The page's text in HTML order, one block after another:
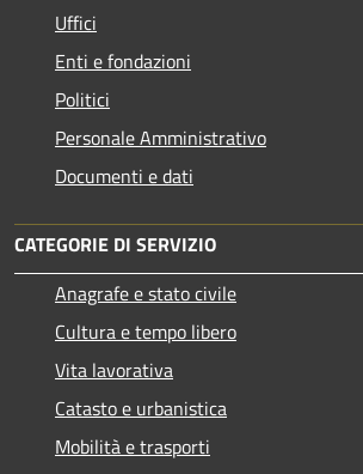
Uffici
Enti e fondazioni
Politici
Personale Amministrativo
Documenti e dati
CATEGORIE DI SERVIZIO
Anagrafe e stato civile
Cultura e tempo libero
Vita lavorativa
Catasto e urbanistica
Mobilità e trasporti